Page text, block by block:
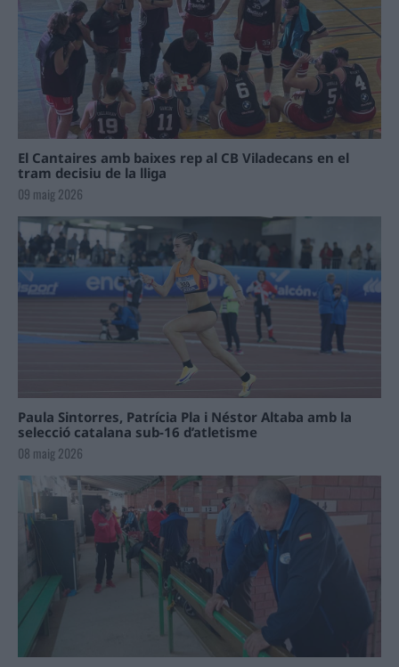
El Cantaires amb baixes rep al CB Viladecans en el
tram decisiu de la lliga
09 maig 2026
Paula Sintorres, Patrícia Pla i Néstor Altaba amb la
selecció catalana sub-16 d’atletisme
08 maig 2026